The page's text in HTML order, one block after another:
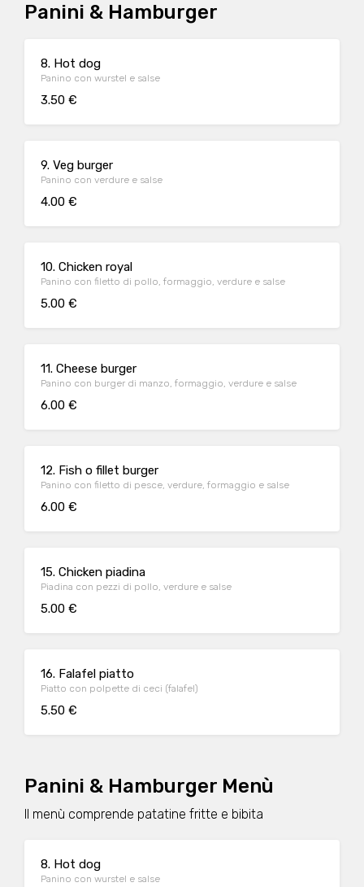
Panini & Hamburger
8. Hot dog
Panino con wurstel e salse
3.50 €
9. Veg burger
Panino con verdure e salse
4.00 €
10. Chicken royal
Panino con filetto di pollo, formaggio, verdure e salse
5.00 €
11. Cheese burger
Panino con burger di manzo, formaggio, verdure e salse
6.00 €
12. Fish o fillet burger
Panino con filetto di pesce, verdure, formaggio e salse
6.00 €
15. Chicken piadina
Piadina con pezzi di pollo, verdure e salse
5.00 €
16. Falafel piatto
Piatto con polpette di ceci (falafel)
5.50 €
Panini & Hamburger Menù
Il menù comprende patatine fritte e bibita
8. Hot dog
Panino con wurstel e salse